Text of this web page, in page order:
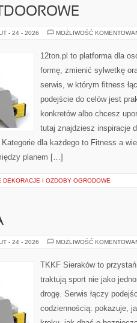
- 24 - 2026 MOŻLIWOŚĆ
12ton.pl to platforma dla
formę, zmienić sylwetkę
serwis, w którym fitness
podejście do celów jest
konkretów albo chcesz
tutaj znajdziesz inspiracje
Kategorie dla każdego to Fitness a
planem […]
DEKORACJE I OZDOBY OGRODOWE
- 24 - 2026 MOŻLIWOŚĆ
TKKF Sieraków to
traktują sport nie jako
drogę. Serwis łączy
codziennością: pokazuje,